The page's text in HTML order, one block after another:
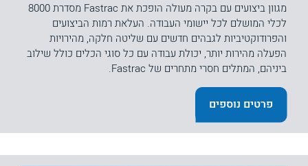
מגוון ביצועים עם בקרה מעולה הופכת את Fastrac מסדרת 8000
לכלי המושלם לכל יישומי העבודה. העלאת רמות הביצועים
והפרודוקטיביות לגבהים חדשים עם שליטה חלקה, מהירויות
הפעלה מהירות יותר, יכולת עבודה עם כל סוגי הכלים כולל שילוב
ביניהם, המתלים חסרי מתחרים של Fastrac.
פרטים נוספים